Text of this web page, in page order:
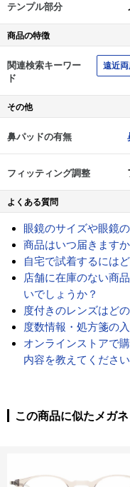
テンプル部分
商品の特徴
関連検索キーワー
ド
遠近両
その他
鼻パッドの有無
フィッティング調整
よくある質問
眼鏡のサイズや眼鏡
商品はいつ届きますか
自宅で試着するには
店舗に在庫のない商
いでしょうか？
度付きのレンズはど
度数情報・処方箋の
オンラインストアで
内容を教えてください
この商品に似たメガ